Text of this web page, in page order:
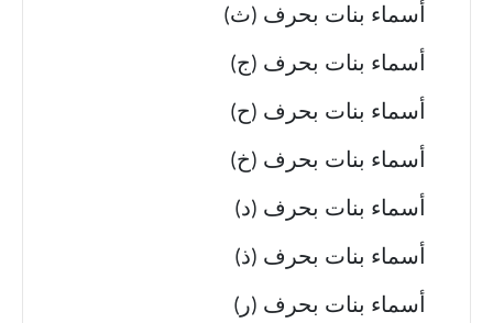
أسماء بنات بحرف (ث)
أسماء بنات بحرف (ج)
أسماء بنات بحرف (ح)
أسماء بنات بحرف (خ)
أسماء بنات بحرف (د)
أسماء بنات بحرف (ذ)
أسماء بنات بحرف (ر)